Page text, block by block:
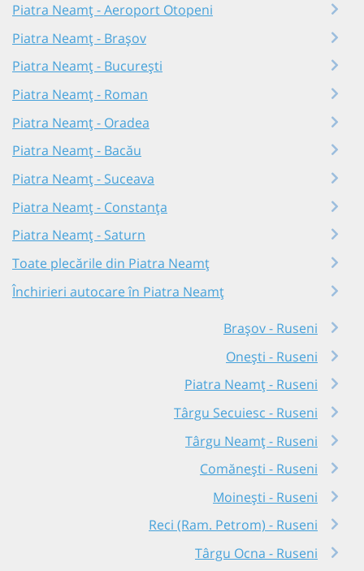
Piatra Neamț - Aeroport Otopeni
Piatra Neamț - Brașov
Piatra Neamț - București
Piatra Neamț - Roman
Piatra Neamț - Oradea
Piatra Neamț - Bacău
Piatra Neamț - Suceava
Piatra Neamț - Constanța
Piatra Neamț - Saturn
Toate plecările din Piatra Neamț
Închirieri autocare în Piatra Neamț
Brașov - Ruseni
Onești - Ruseni
Piatra Neamț - Ruseni
Târgu Secuiesc - Ruseni
Târgu Neamț - Ruseni
Comănești - Ruseni
Moinești - Ruseni
Reci (Ram. Petrom) - Ruseni
Târgu Ocna - Ruseni